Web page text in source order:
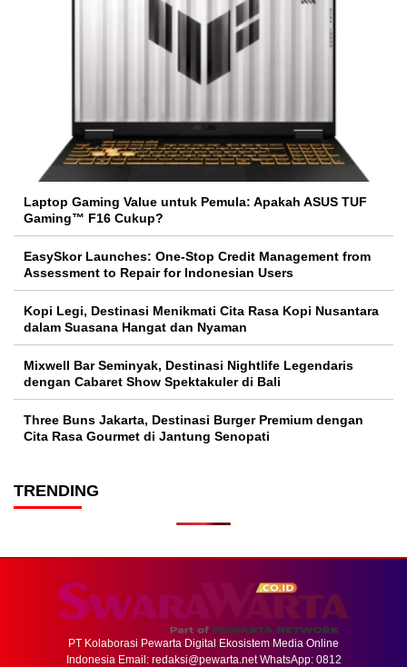
Laptop Gaming Value untuk Pemula: Apakah ASUS TUF
Gaming™ F16 Cukup?
EasySkor Launches: One-Stop Credit Management from
Assessment to Repair for Indonesian Users
Kopi Legi, Destinasi Menikmati Cita Rasa Kopi Nusantara
dalam Suasana Hangat dan Nyaman
Mixwell Bar Seminyak, Destinasi Nightlife Legendaris
dengan Cabaret Show Spektakuler di Bali
Three Buns Jakarta, Destinasi Burger Premium dengan
Cita Rasa Gourmet di Jantung Senopati
TRENDING
PT Kolaborasi Pewarta Digital Ekosistem Media Online
Indonesia Email: redaksi@pewarta.netWhatsApp: 0812